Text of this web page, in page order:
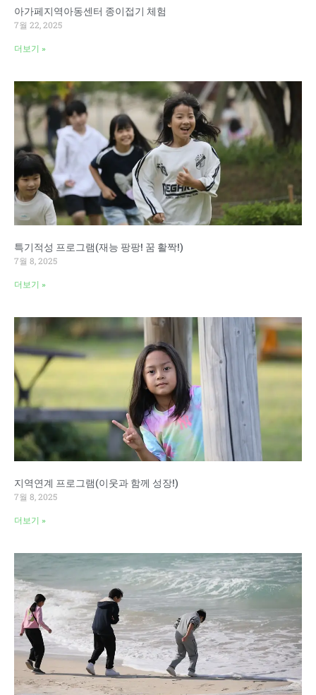
아가페지역아동센터 종이접기 체험
7월 22, 2025
더보기 »
특기적성 프로그램(재능 팡팡! 꿈 활짝!)
7월 8, 2025
더보기 »
지역연계 프로그램(이웃과 함께 성장!)
7월 8, 2025
더보기 »